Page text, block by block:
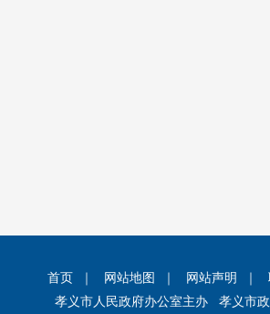
首页 网站地图 网站声明
孝义市人民政府办公室主办 孝义市